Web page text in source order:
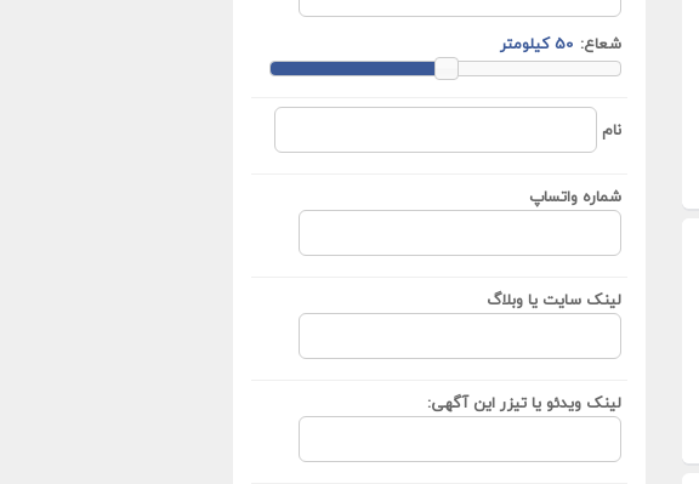
شعاع:
نام
شماره واتساپ
لینک سایت یا وبلاگ
لینک ویدئو یا تیزر این آگهی: